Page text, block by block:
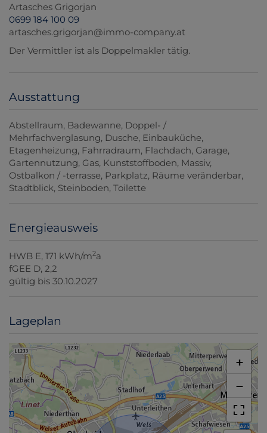
Artasches Grigorjan
0699 184 100 09
artasches.grigorjan@immo-company.at
Der Vermittler ist als Doppelmakler tätig.
Ausstattung
Abstellraum Badewanne Doppel- /
Mehrfachverglasung Dusche Einbauküche
Etagenheizung Fahrradraum Flachdach Garage
Gartennutzung Gas Kunststoffboden Massiv
Ostbalkon / -terrasse Parkplatz Räume veränderbar
Stadtblick Steinboden Toilette
Energieausweis
HWB E, 171 kWh/m2a
fGEE D, 2,2
gültig bis 30.10.2027
Lageplan
+
−